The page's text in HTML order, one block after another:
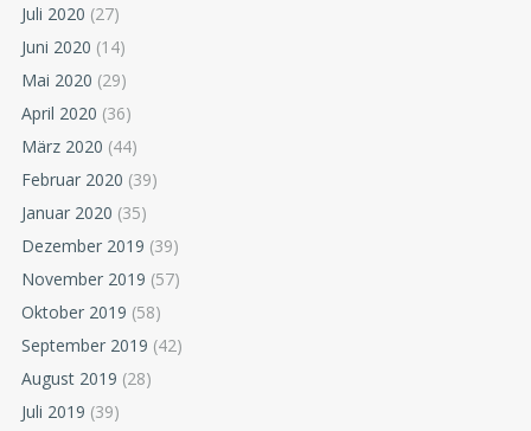
Juli 2020 (27)
Juni 2020 (14)
Mai 2020 (29)
April 2020 (36)
März 2020 (44)
Februar 2020 (39)
Januar 2020 (35)
Dezember 2019 (39)
November 2019 (57)
Oktober 2019 (58)
September 2019 (42)
August 2019 (28)
Juli 2019 (39)